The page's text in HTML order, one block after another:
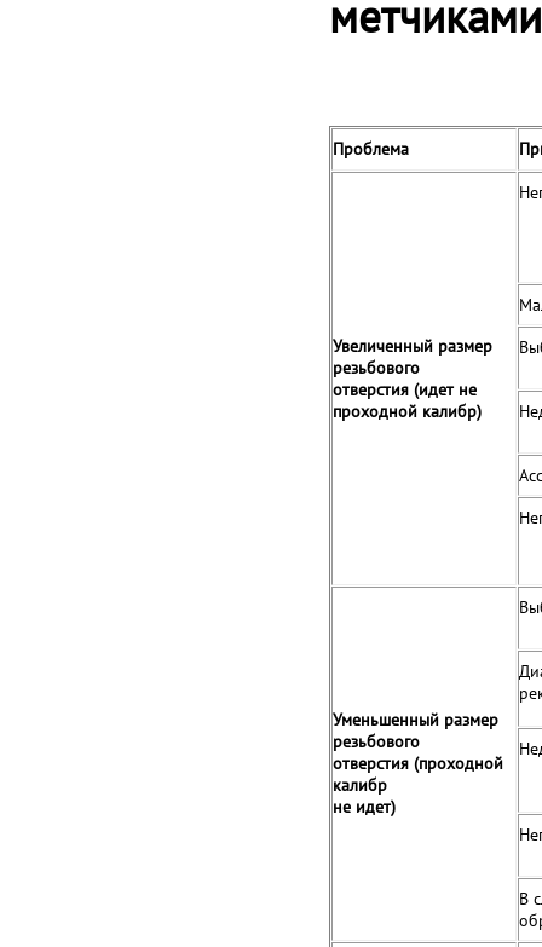
Проблема
Увеличенный размер
резьбового
отверстия (идет не
проходной калибр)
Уменьшенный размер
резьбового
отверстия (проходной
калибр
не идет)
В